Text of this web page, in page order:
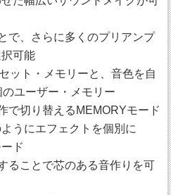
で、さらに多くのプリアンプ
可能
ット・メモリーと、音色を自
ユーザー・メモリー
で切り替えるMEMORYモード
うにエフェクトを個別に
ド
ることで芯のある音作りを可